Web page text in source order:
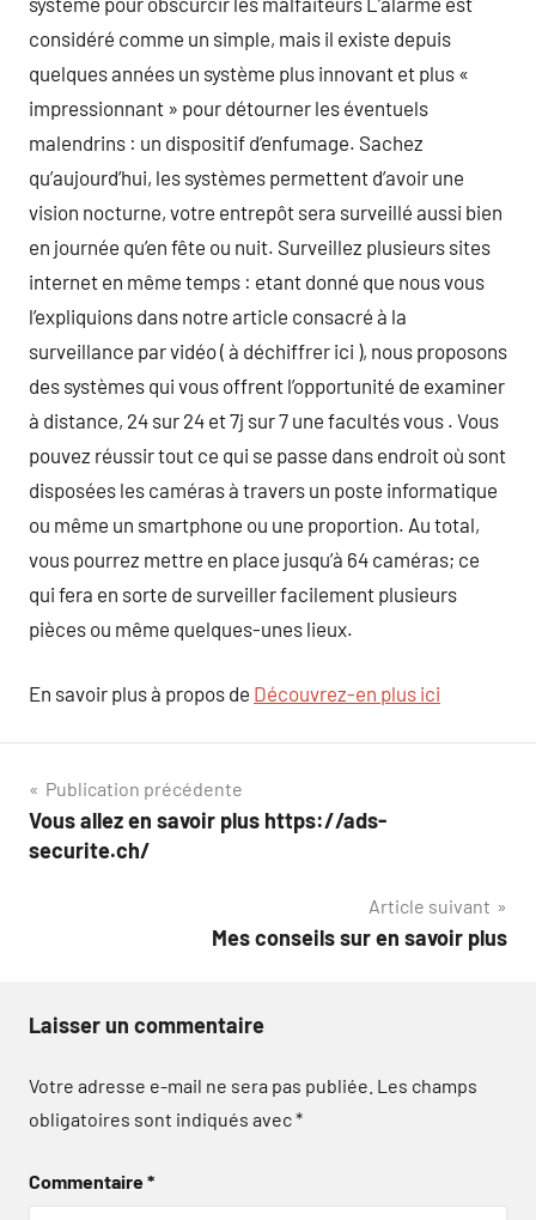
considéré comme un simple, mais il existe depuis
quelques années un système plus innovant et plus «
impressionnant » pour détourner les éventuels
malendrins : un dispositif d’enfumage. Sachez
qu’aujourd’hui, les systèmes permettent d’avoir une
vision nocturne, votre entrepôt sera surveillé aussi bien
en journée qu’en fête ou nuit. Surveillez plusieurs sites
internet en même temps : etant donné que nous vous
l’expliquions dans notre article consacré à la
surveillance par vidéo ( à déchiffrer ici ), nous proposons
des systèmes qui vous offrent l’opportunité de examiner
à distance, 24 sur 24 et 7j sur 7 une facultés vous . Vous
pouvez réussir tout ce qui se passe dans endroit où sont
disposées les caméras à travers un poste informatique
ou même un smartphone ou une proportion. Au total,
vous pourrez mettre en place jusqu’à 64 caméras; ce
qui fera en sorte de surveiller facilement plusieurs
pièces ou même quelques-unes lieux.
En savoir plus à propos de Découvrez-en plus ici
Navigation
de
Publication précédente
Vous allez en savoir plus https://ads-
securite.ch/
Article suivant
Mes conseils sur en savoir plus
Laisser un commentaire
Votre adresse e-mail ne sera pas publiée. Les champs
obligatoires sont indiqués avec*
Commentaire*